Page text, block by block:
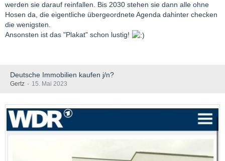
werden sie darauf reinfallen. Bis 2030 stehen sie dann alle ohne
Hosen da, die eigentliche übergeordnete Agenda dahinter checken
die wenigsten.
Ansonsten ist das "Plakat" schon lustig!
Deutsche Immobilien kaufen j/n?
Gertz 15. Mai 2023